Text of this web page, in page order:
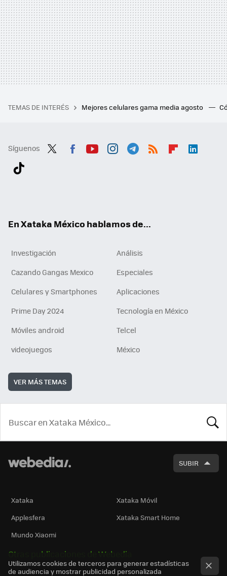
TEMAS DE INTERÉS Mejores celulares gama media agosto
Síguenos
En Xataka México hablamos de...
Investigación
Análisis
Cazando Gangas Mexico
Especiales
Celulares y Smartphones
Aplicaciones
Prime Day 2024
Tecnología en México
Móviles android
Telcel
videojuegos
México
VER MÁS TEMAS
SUBIR
Xataka
Xataka Móvil
Applesfera
Xataka Smart Home
Mundo Xiaomi
Otras publicaciones de Webedia
Utilizamos cookies de terceros para generar estadísticas
de audiencia y mostrar publicidad personalizada